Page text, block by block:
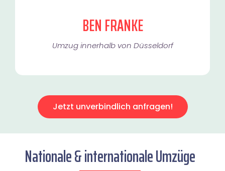
BEN FRANKE
Umzug innerhalb von Düsseldorf​
Jetzt unverbindlich anfragen!
Nationale & internationale Umzüge